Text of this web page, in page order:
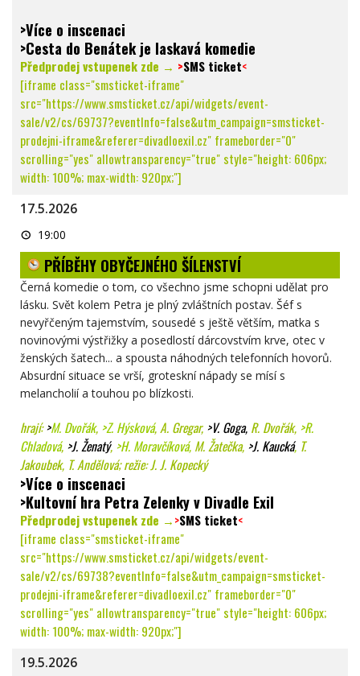
>Více o inscenaci
>Cesta do Benátek je laskavá komedie
Předprodej vstupenek zde → >SMS ticket<
[iframe class="smsticket-iframe"
src="https://www.smsticket.cz/api/widgets/event-
sale/v2/cs/69737?eventInfo=false&utm_campaign=smsticket-
prodejni-iframe&referer=divadloexil.cz" frameborder="0"
scrolling="yes" allowtransparency="true" style="height: 606px;
width: 100%; max-width: 920px;"]
17.5.2026
PŘÍBĚHY
OBYČEJNÉHO
ŠÍLENSTVÍ
19:00
PŘÍBĚHY OBYČEJNÉHO ŠÍLENSTVÍ
Černá komedie o tom, co všechno jsme schopni udělat pro
lásku. Svět kolem Petra je plný zvláštních postav. Šéf s
nevyřčeným tajemstvím, sousedé s ještě větším, matka s
novinovými výstřižky a posedlostí dárcovstvím krve, otec v
ženských šatech... a spousta náhodných telefonních hovorů.
Absurdní situace se vrší, groteskní nápady se mísí s
melancholií a touhou po blízkosti.
hrají:>M. Dvořák, >Z. Hýsková, A. Gregar, >V. Goga, R. Dvořák, >R.
Chladová, >J. Ženatý, >H. Moravčíková, M. Žatečka, >J. Kaucká, T.
Jakoubek, T. Andělová; režie: J. J. Kopecký
>Více o inscenaci
>Kultovní hra Petra Zelenky v Divadle Exil
Předprodej vstupenek zde →>SMS ticket<
[iframe class="smsticket-iframe"
src="https://www.smsticket.cz/api/widgets/event-
sale/v2/cs/69738?eventInfo=false&utm_campaign=smsticket-
prodejni-iframe&referer=divadloexil.cz" frameborder="0"
scrolling="yes" allowtransparency="true" style="height: 606px;
width: 100%; max-width: 920px;"]
19.5.2026